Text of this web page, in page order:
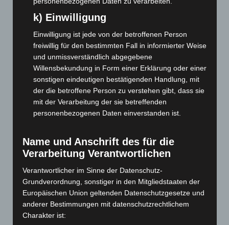
Januar 2026
(122)
Dezember 2025
(103)
November 2025 (114)
Oktober 2025(112)
September 2025(93)
August 2025(90)
Juli 2025(90)
Juni 2025(103)
April 2025(88)
Februar 2025(96)
Januar 2025(88)
Dezember 2024
k) Einwilligung
Einwilligung ist jede von der betroffenen Person
freiwillig für den bestimmten Fall in informierter Weise
und unmissverständlich abgegebene
Willensbekundung in Form einer Erklärung oder einer
sonstigen eindeutigen bestätigenden Handlung, mit
der die betroffene Person zu verstehen gibt, dass sie
mit der Verarbeitung der sie betreffenden
personenbezogenen Daten einverstanden ist.
Name und Anschrift des für die
Verarbeitung Verantwortlichen
Verantwortlicher im Sinne der Datenschutz-
Grundverordnung, sonstiger in den Mitgliedstaaten der
Europäischen Union geltenden Datenschutzgesetze und
anderer Bestimmungen mit datenschutzrechtlichem
Charakter ist: